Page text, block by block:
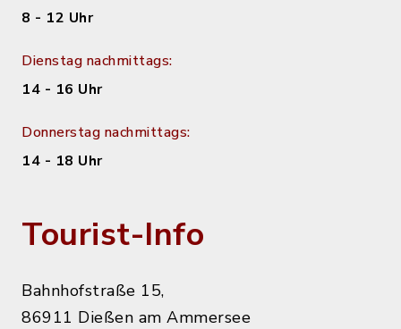
8 - 12 Uhr
Dienstag nachmittags:
14 - 16 Uhr
Donnerstag nachmittags:
14 - 18 Uhr
Tourist-Info
Bahnhofstraße 15,
86911 Dießen am Ammersee